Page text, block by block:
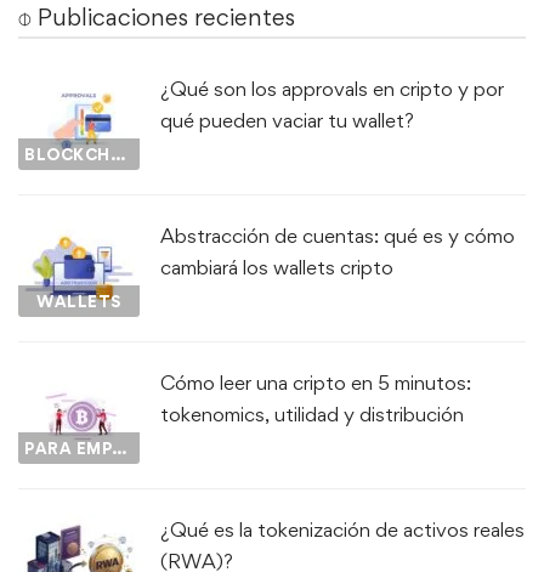
⌽ Publicaciones recientes
BLOCKCHAIN
¿Qué son los approvals en cripto y por
qué pueden vaciar tu wallet?
WALLETS
Abstracción de cuentas: qué es y cómo
cambiará los wallets cripto
PARA EMPEZAR...
Cómo leer una cripto en 5 minutos:
tokenomics, utilidad y distribución
¿Qué es la tokenización de activos reales
(RWA)?